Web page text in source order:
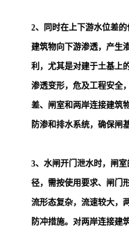
2、同时在上下游水位差
建筑物向下游渗透，产生
利，尤其是对建于土基上
渗透变形，危及工程安全
差、闸室和两岸连接建筑
防渗和排水系统，确保闸
3、水闸开门泄水时，闸
径，需按使用要求、闸门
流形态复杂，流速较大，
防冲措施。对两岸连接建